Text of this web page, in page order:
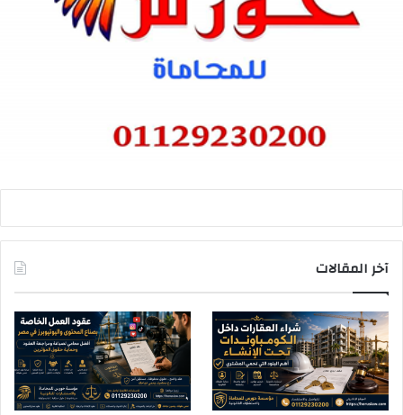
آخر المقالات